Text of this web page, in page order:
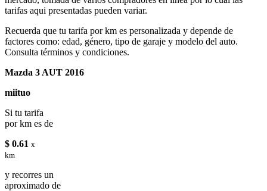
tarifas aqui presentadas pueden variar.
Recuerda que tu tarifa por km es personalizada y depende de
factores como: edad, género, tipo de garaje y modelo del auto.
Consulta términos y condiciones.
Mazda 3 AUT 2016
miituo
Si tu tarifa
por km es de
$ 0.61 x
km
y recorres un
aproximado de